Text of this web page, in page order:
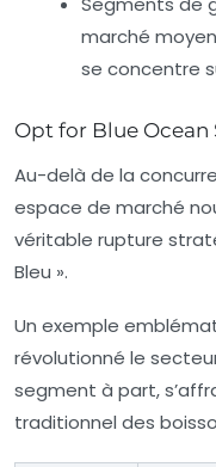
marché
se concentre
Opt for Blue
Au-delà de la
espace de marché
véritable rupture
Bleu ».
Un exemple
révolutionné le
segment à part,
traditionnel des